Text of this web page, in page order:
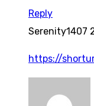
Reply
Serenity1407
https://